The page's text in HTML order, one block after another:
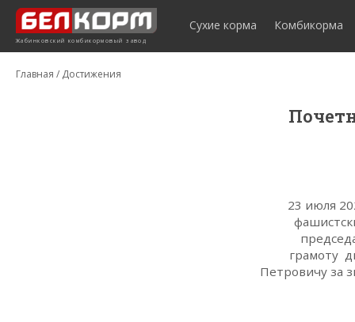
Жабинковский комбикормовый завод
Сухие корма Комбикорма
Главная / Достижения
23 июля
грамоту
Петровичу за